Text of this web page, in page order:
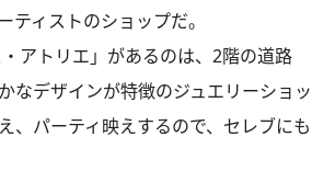
ティストのショップだ。
・アトリエ」があるのは、2階の道路
なデザインが特徴のジュエリーショッ
、パーティ映えするので、セレブにも